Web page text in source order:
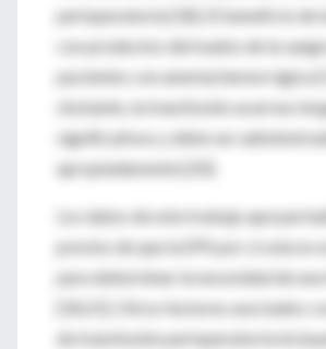
perioperatoria [18]. El beneficio de
con productos derivados de la
pacientes con anemia hemorrágica
obstante, la transfusión acarrea
significativos y debe ser
apropiadamente [20].
Los datos de este trabajo apoyan
previos de que la EPS por sí sola no
para determinar la necesidad de
[18,21]. Otros factores asociados
de transfusión perioperatoria